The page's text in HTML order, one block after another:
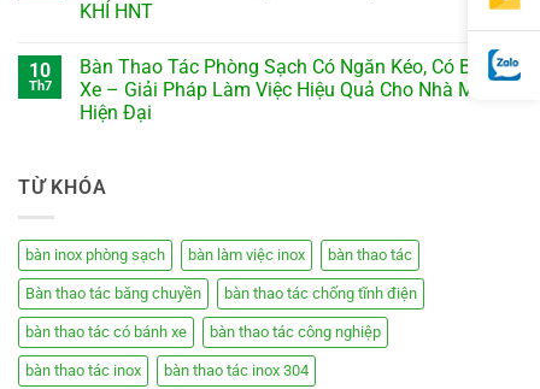
KHÍ HNT
10
Th7
Bàn Thao Tác Phòng Sạch Có Ngăn Kéo, Có Bánh
Xe – Giải Pháp Làm Việc Hiệu Quả Cho Nhà Máy
Hiện Đại
TỪ KHÓA
bàn inox phòng sạch bàn làm việc inox bàn thao tác
Bàn thao tác băng chuyền bàn thao tác chống tĩnh điện
bàn thao tác có bánh xe bàn thao tác công nghiệp
bàn thao tác inox bàn thao tác inox 304